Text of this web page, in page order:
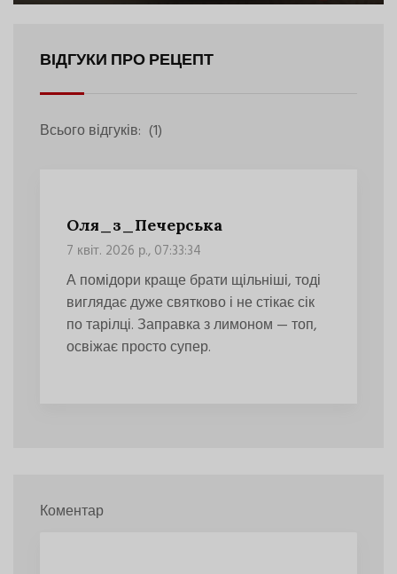
ВІДГУКИ ПРО РЕЦЕПТ
Всього відгуків: (1)
Оля_з_Печерська
7 квіт. 2026 р., 07:33:34
А помідори краще брати щільніші, тоді
виглядає дуже святково і не стікає сік
по тарілці. Заправка з лимоном — топ,
освіжає просто супер.
Коментар